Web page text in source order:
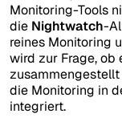
Monitoring-Tools
die Nightwatch-
reines Monitoring
wird zur Frage,
die Monitoring in
integriert.